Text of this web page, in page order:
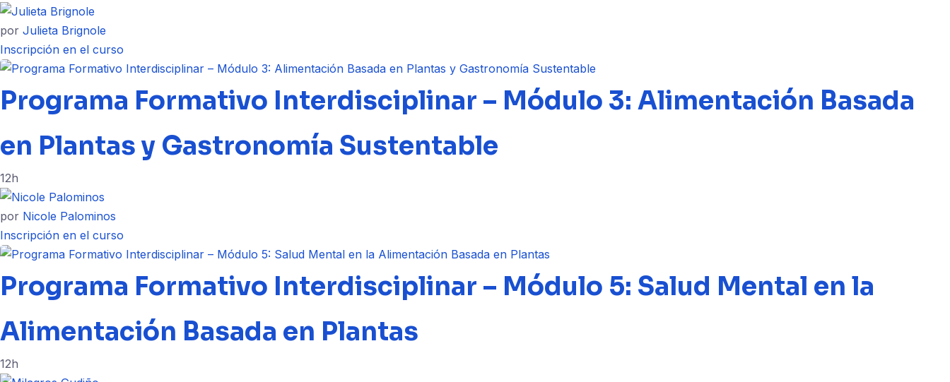
por Julieta Brignole
Inscripción en el curso
Programa Formativo Interdisciplinar – Módulo 3: Alimentación Basada
en Plantas y Gastronomía Sustentable
12h
por Nicole Palominos
Inscripción en el curso
Programa Formativo Interdisciplinar – Módulo 5: Salud Mental en la
Alimentación Basada en Plantas
12h